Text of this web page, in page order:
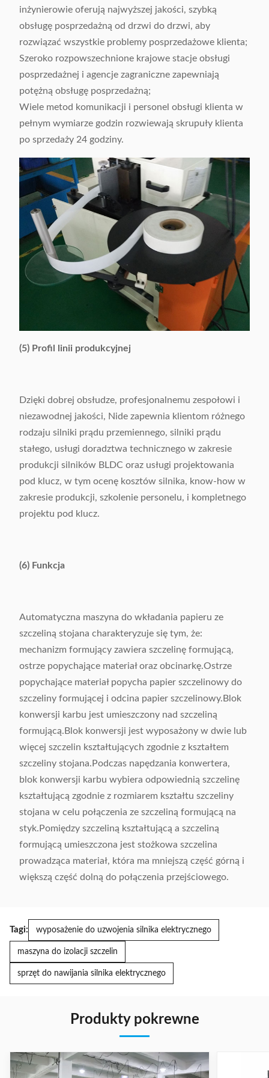
inżynierowie oferują najwyższej jakości, szybką
obsługę posprzedażną od drzwi do drzwi, aby
rozwiązać wszystkie problemy posprzedażowe klienta;
Szeroko rozpowszechnione krajowe stacje obsługi
posprzedażnej i agencje zagraniczne zapewniają
potężną obsługę posprzedażną;
Wiele metod komunikacji i personel obsługi klienta w
pełnym wymiarze godzin rozwiewają skrupuły klienta
po sprzedaży 24 godziny.
(5) Profil linii produkcyjnej
Dzięki dobrej obsłudze, profesjonalnemu zespołowi i
niezawodnej jakości, Nide zapewnia klientom różnego
rodzaju silniki prądu przemiennego, silniki prądu
stałego, usługi doradztwa technicznego w zakresie
produkcji silników BLDC oraz usługi projektowania
pod klucz, w tym ocenę kosztów silnika, know-how w
zakresie produkcji, szkolenie personelu, i kompletnego
projektu pod klucz.
(6) Funkcja
Automatyczna maszyna do wkładania papieru ze
szczeliną stojana charakteryzuje się tym, że:
mechanizm formujący zawiera szczelinę formującą,
ostrze popychające materiał oraz obcinarkę.Ostrze
popychające materiał popycha papier szczelinowy do
szczeliny formującej i odcina papier szczelinowy.Blok
konwersji karbu jest umieszczony nad szczeliną
formującą.Blok konwersji jest wyposażony w dwie lub
więcej szczelin kształtujących zgodnie z kształtem
szczeliny stojana.Podczas napędzania konwertera,
blok konwersji karbu wybiera odpowiednią szczelinę
kształtującą zgodnie z rozmiarem kształtu szczeliny
stojana w celu połączenia ze szczeliną formującą na
styk.Pomiędzy szczeliną kształtującą a szczeliną
formującą umieszczona jest stożkowa szczelina
prowadząca materiał, która ma mniejszą część górną i
większą część dolną do połączenia przejściowego.
Tagi: wyposażenie do uzwojenia silnika elektrycznego
maszyna do izolacji szczelin
sprzęt do nawijania silnika elektrycznego
Produkty pokrewne